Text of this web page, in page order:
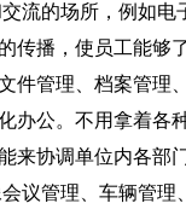
流的场所，例如
传播，使员工能
件管理、档案管理
办公。不用拿着
来协调单位内各部
议管理、车辆管